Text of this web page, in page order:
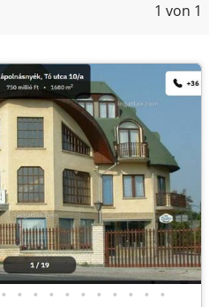
1 von 1
• • • • • • • • • • •